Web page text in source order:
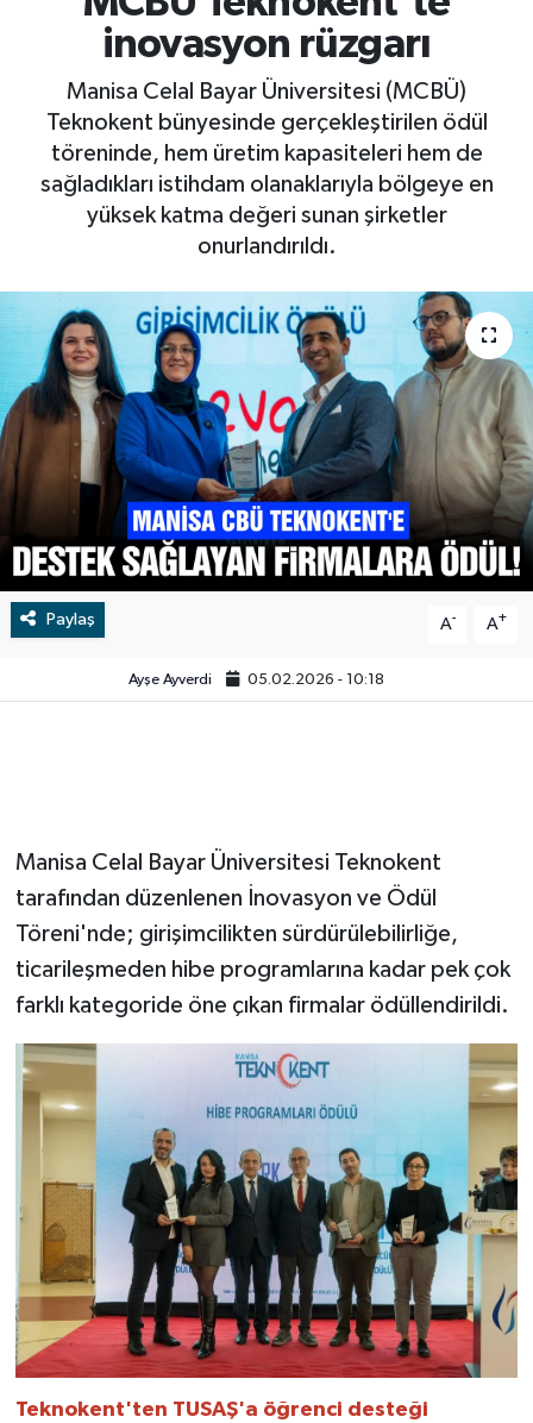
inovasyon rüzgarı
Manisa Celal Bayar Üniversitesi (MCBÜ)
Teknokent bünyesinde gerçekleştirilen ödül
töreninde, hem üretim kapasiteleri hem de
sağladıkları istihdam olanaklarıyla bölgeye en
yüksek katma değeri sunan şirketler
onurlandırıldı.
Paylaş A- A+
Ayşe Ayverdi 05.02.2026 - 10:18
Manisa Celal Bayar Üniversitesi Teknokent
tarafından düzenlenen İnovasyon ve Ödül
Töreni'nde; girişimcilikten sürdürülebilirliğe,
ticarileşmeden hibe programlarına kadar pek çok
farklı kategoride öne çıkan firmalar ödüllendirildi.
Teknokent'ten TUSAŞ'a öğrenci desteği
RESMİ İLAN
BİLİM VE TEKNOLOJİ
RESMİ İLAN
Yaşam
Tarih
Çevre
İletişim
Künye
SPOR
Video